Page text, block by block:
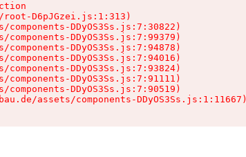
D6pJGzei.js:1:313)
components-DDyOS3Ss.js:7:30822)
components-DDyOS3Ss.js:7:99379)
components-DDyOS3Ss.js:7:94878)
components-DDyOS3Ss.js:7:94016)
components-DDyOS3Ss.js:7:93824)
components-DDyOS3Ss.js:7:91111)
components-DDyOS3Ss.js:7:90519)
assets/components-DDyOS3Ss.js:1:11667)